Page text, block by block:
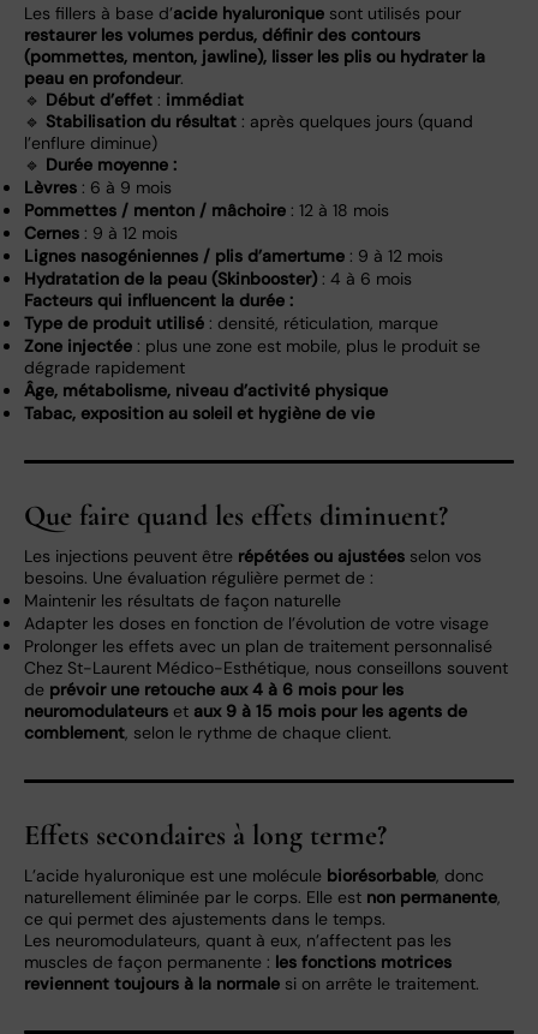
Les fillers à base d’acide hyaluronique sont utilisés pour
restaurer les volumes perdus, définir des contours
(pommettes, menton, jawline), lisser les plis ou hydrater la
peau en profondeur.
🔹 Début d’effet : immédiat
🔹 Stabilisation du résultat : après quelques jours (quand
l’enflure diminue)
🔹 Durée moyenne :
Lèvres : 6 à 9 mois
Pommettes / menton / mâchoire : 12 à 18 mois
Cernes : 9 à 12 mois
Lignes nasogéniennes / plis d’amertume : 9 à 12 mois
Hydratation de la peau (Skinbooster) : 4 à 6 mois
Facteurs qui influencent la durée :
Type de produit utilisé : densité, réticulation, marque
Zone injectée : plus une zone est mobile, plus le produit se
dégrade rapidement
Âge, métabolisme, niveau d’activité physique
Tabac, exposition au soleil et hygiène de vie
Que faire quand les effets diminuent?
Les injections peuvent être répétées ou ajustées selon vos
besoins. Une évaluation régulière permet de :
Maintenir les résultats de façon naturelle
Adapter les doses en fonction de l’évolution de votre visage
Prolonger les effets avec un plan de traitement personnalisé
Chez St-Laurent Médico-Esthétique, nous conseillons souvent
de prévoir une retouche aux 4 à 6 mois pour les
neuromodulateurs et aux 9 à 15 mois pour les agents de
comblement, selon le rythme de chaque client.
Effets secondaires à long terme?
L’acide hyaluronique est une molécule biorésorbable, donc
naturellement éliminée par le corps. Elle est non permanente,
ce qui permet des ajustements dans le temps.
Les neuromodulateurs, quant à eux, n’affectent pas les
muscles de façon permanente : les fonctions motrices
reviennent toujours à la normale si on arrête le traitement.